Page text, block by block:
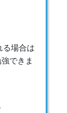
る場合は
できま